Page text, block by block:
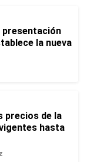
presentación
la nueva
precios de la
hasta